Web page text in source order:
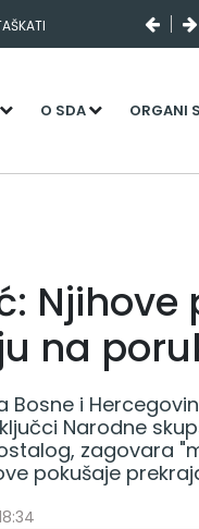
O SDA ORGANI
na
Bosne i
Narodne
zagovara
pokušaje